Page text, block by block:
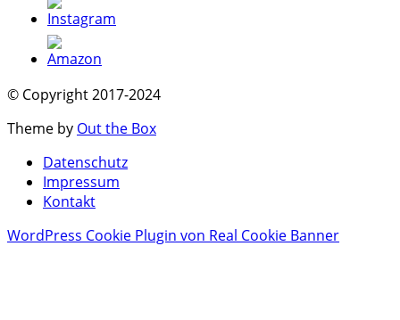
© Copyright 2017-2024
Theme by Out the Box
Datenschutz
Impressum
Kontakt
WordPress Cookie Plugin von Real Cookie Banner